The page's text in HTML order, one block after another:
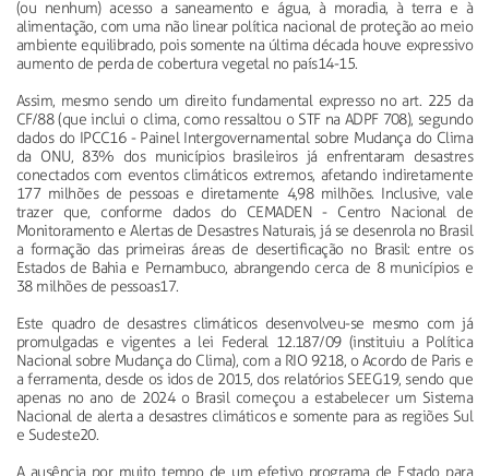
(ou nenhum) acesso a saneamento e água, à moradia, à terra e à
alimentação, com uma não linear política nacional de proteção ao meio
ambiente equilibrado, pois somente na última década houve expressivo
aumento de perda de cobertura vegetal no país14-15.
Assim, mesmo sendo um direito fundamental expresso no art. 225 da
CF/88 (que inclui o clima, como ressaltou o STF na ADPF 708), segundo
dados do IPCC16 - Painel Intergovernamental sobre Mudança do Clima
da ONU, 83% dos municípios brasileiros já enfrentaram desastres
conectados com eventos climáticos extremos, afetando indiretamente
177 milhões de pessoas e diretamente 4,98 milhões. Inclusive, vale
trazer que, conforme dados do CEMADEN - Centro Nacional de
Monitoramento e Alertas de Desastres Naturais, já se desenrola no Brasil
a formação das primeiras áreas de desertificação no Brasil: entre os
Estados de Bahia e Pernambuco, abrangendo cerca de 8 municípios e
38 milhões de pessoas17.
Este quadro de desastres climáticos desenvolveu-se mesmo com já
promulgadas e vigentes a lei Federal 12.187/09 (instituiu a Política
Nacional sobre Mudança do Clima), com a RIO 9218, o Acordo de Paris e
a ferramenta, desde os idos de 2015, dos relatórios SEEG19, sendo que
apenas no ano de 2024 o Brasil começou a estabelecer um Sistema
Nacional de alerta a desastres climáticos e somente para as regiões Sul
e Sudeste20.
A ausência por muito tempo de um efetivo programa de Estado para